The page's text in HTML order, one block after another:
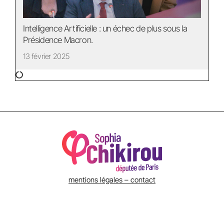
Intelligence Artificielle : un échec de plus sous la
Présidence Macron.
13 février 2025
mentions légales – contact